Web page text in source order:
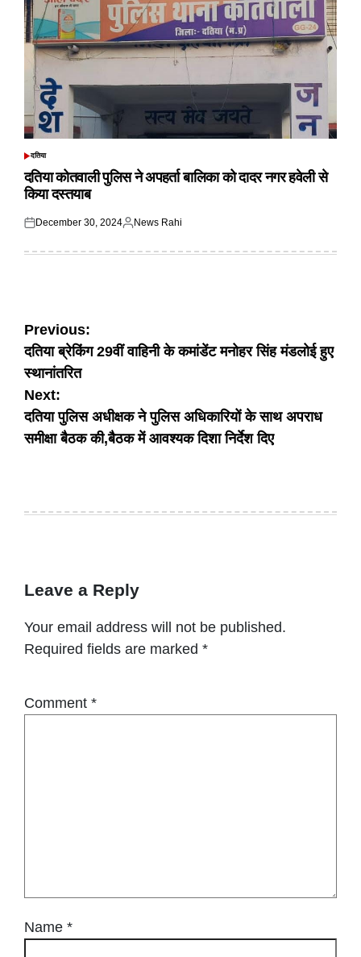
POSTED
दतिया
दतिया कोतवाली पुलिस ने अपहर्ता बालिका को दादर नगर हवेली से
किया दस्तयाब
Posted
December 30, 2024
Posted
News Rahi
Post
navigation
Previous:
दतिया ब्रेकिंग 29वीं वाहिनी के कमांडेंट मनोहर सिंह मंडलोई हुए
स्थानांतरित
Next:
दतिया पुलिस अधीक्षक ने पुलिस अधिकारियों के साथ अपराध
समीक्षा बैठक की,बैठक में आवश्यक दिशा निर्देश दिए
Leave a Reply
Your email address will not be published.
Required fields are marked *
Comment *
Name *